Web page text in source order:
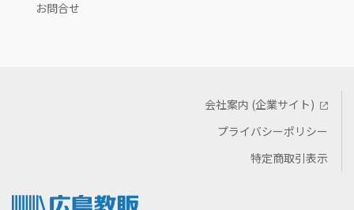
お問合せ
会社案内 (企業サイト)
プライバシーポリシー
特定商取引表示